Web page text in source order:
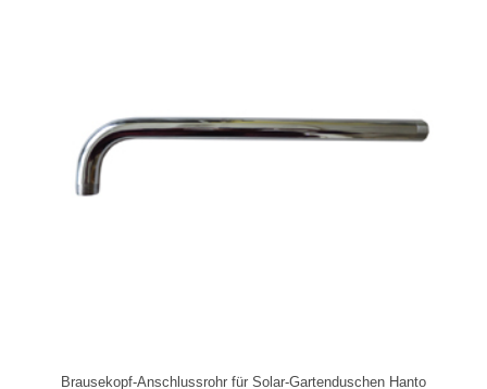
Brausekopf-Anschlussrohr für Solar-Gartenduschen Hanto